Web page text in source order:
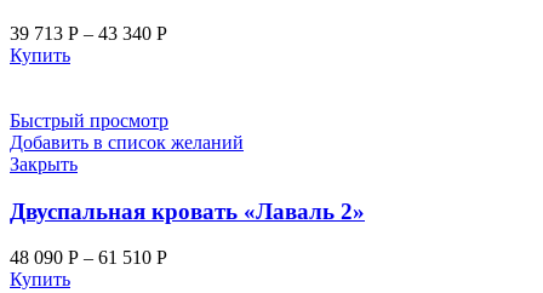
39 713 Р – 43 340 Р
Купить
Быстрый просмотр
Добавить в список желаний
Закрыть
Двуспальная кровать «Лаваль 2»
48 090 Р – 61 510 Р
Купить